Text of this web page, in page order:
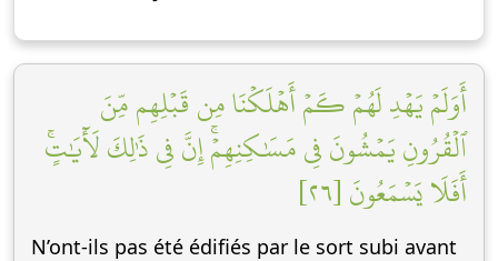
أَوَلَمۡ يَهۡدِ لَهُمۡ كَمۡ أَهۡلَكۡنَا مِن قَبۡلِهِم مِّنَ
ٱلۡقُرُونِ يَمۡشُونَ فِي مَسَٰكِنِهِمۡۚ إِنَّ فِي ذَٰلِكَ لَأٓيَٰتٍۚ
أَفَلَا يَسۡمَعُونَ [٢٦]
N’ont-ils pas été édifiés par le sort subi avant